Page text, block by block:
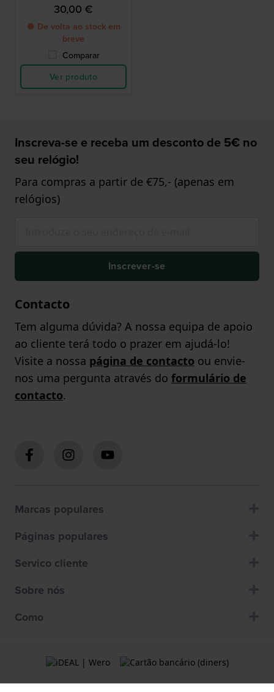
30,00 €
● De volta ao stock em
breve
Comparar
Ver produto
Inscreva-se e receba um desconto de 5€ no
seu relógio!
Para compras a partir de €75,- (apenas em
relógios)
Inscrever-se
Contacto
Tem alguma dúvida? A nossa equipa de apoio
ao cliente terá todo o prazer em ajudá-lo!
Visite a nossa página de contacto ou envie-
nos uma pergunta através do formulário de
contacto.
Marcas populares
Páginas populares
Servico cliente
Sobre nós
Como